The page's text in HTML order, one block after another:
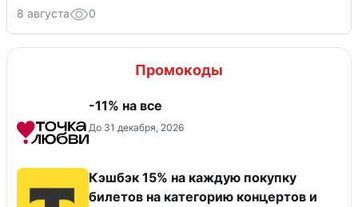
8 августа 0
Промокоды
-11% на все
До 31 декабря, 2026
Кэшбэк 15% на каждую покупку
билетов на категорию концертов и